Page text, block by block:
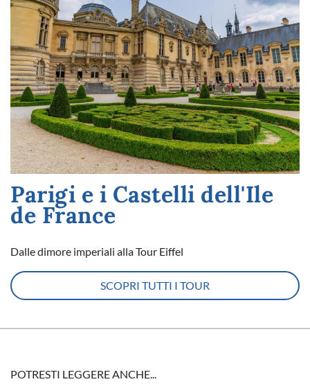
Parigi e i Castelli dell'Ile
de France
Dalle dimore imperiali alla Tour Eiffel
SCOPRI TUTTI I TOUR
POTRESTI LEGGERE ANCHE...